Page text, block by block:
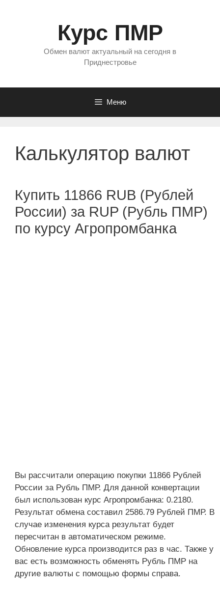
Курс ПМР
Обмен валют актуальный на сегодня в
Приднестровье
Меню
Калькулятор валют
Купить 11866 RUB (Рублей
России) за RUP (Рубль ПМР)
по курсу Агропромбанка
Вы рассчитали операцию покупки 11866 Рублей
России за Рубль ПМР. Для данной конвертации
был использован курс Агропромбанка: 0.2180.
Результат обмена составил 2586.79 Рублей ПМР. В
случае изменения курса результат будет
пересчитан в автоматическом режиме.
Обновление курса производится раз в час. Также у
вас есть возможность обменять Рубль ПМР на
другие валюты с помощью формы справа.